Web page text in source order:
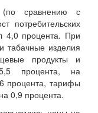
(по сравнению с
потребительских
4,0 процента. При
табачные изделия
продукты и
процента, на
процента, тарифы
0,9 процента.